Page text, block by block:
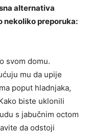
alternativa
nekoliko preporuka:
svom domu.
mu da upije
poput hladnjaka,
biste uklonili
s jabučnim octom
da odstoji